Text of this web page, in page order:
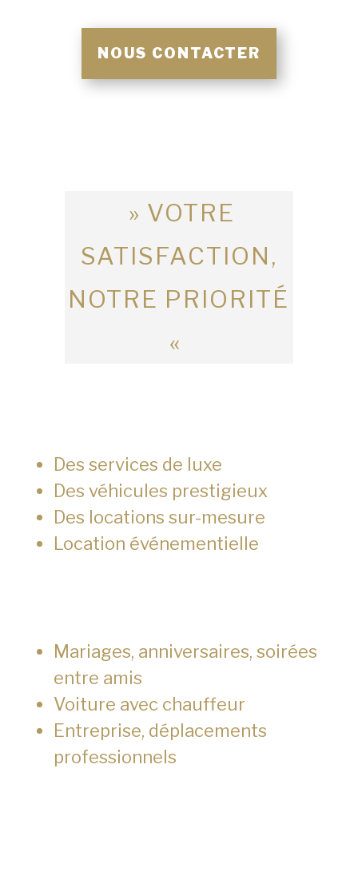
NOUS CONTACTER
» VOTRE
SATISFACTION,
NOTRE PRIORITÉ
«
Des services de luxe
Des véhicules prestigieux
Des locations sur-mesure
Location événementielle
Mariages, anniversaires, soirées
entre amis
Voiture avec chauffeur
Entreprise, déplacements
professionnels